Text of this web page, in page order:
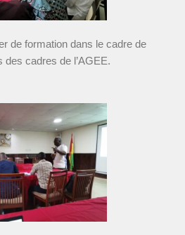
de formation dans le cadre de
cadres de l’AGEE.